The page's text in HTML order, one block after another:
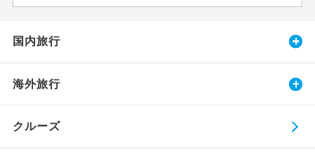
国内旅行
海外旅行
クルーズ